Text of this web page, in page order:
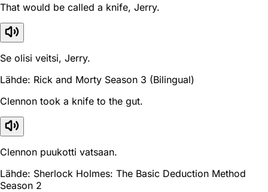
That would be called a knife, Jerry.
Se olisi veitsi, Jerry.
Lähde: Rick and Morty Season 3 (Bilingual)
Clennon took a knife to the gut.
Clennon puukotti vatsaan.
Lähde: Sherlock Holmes: The Basic Deduction Method
Season 2